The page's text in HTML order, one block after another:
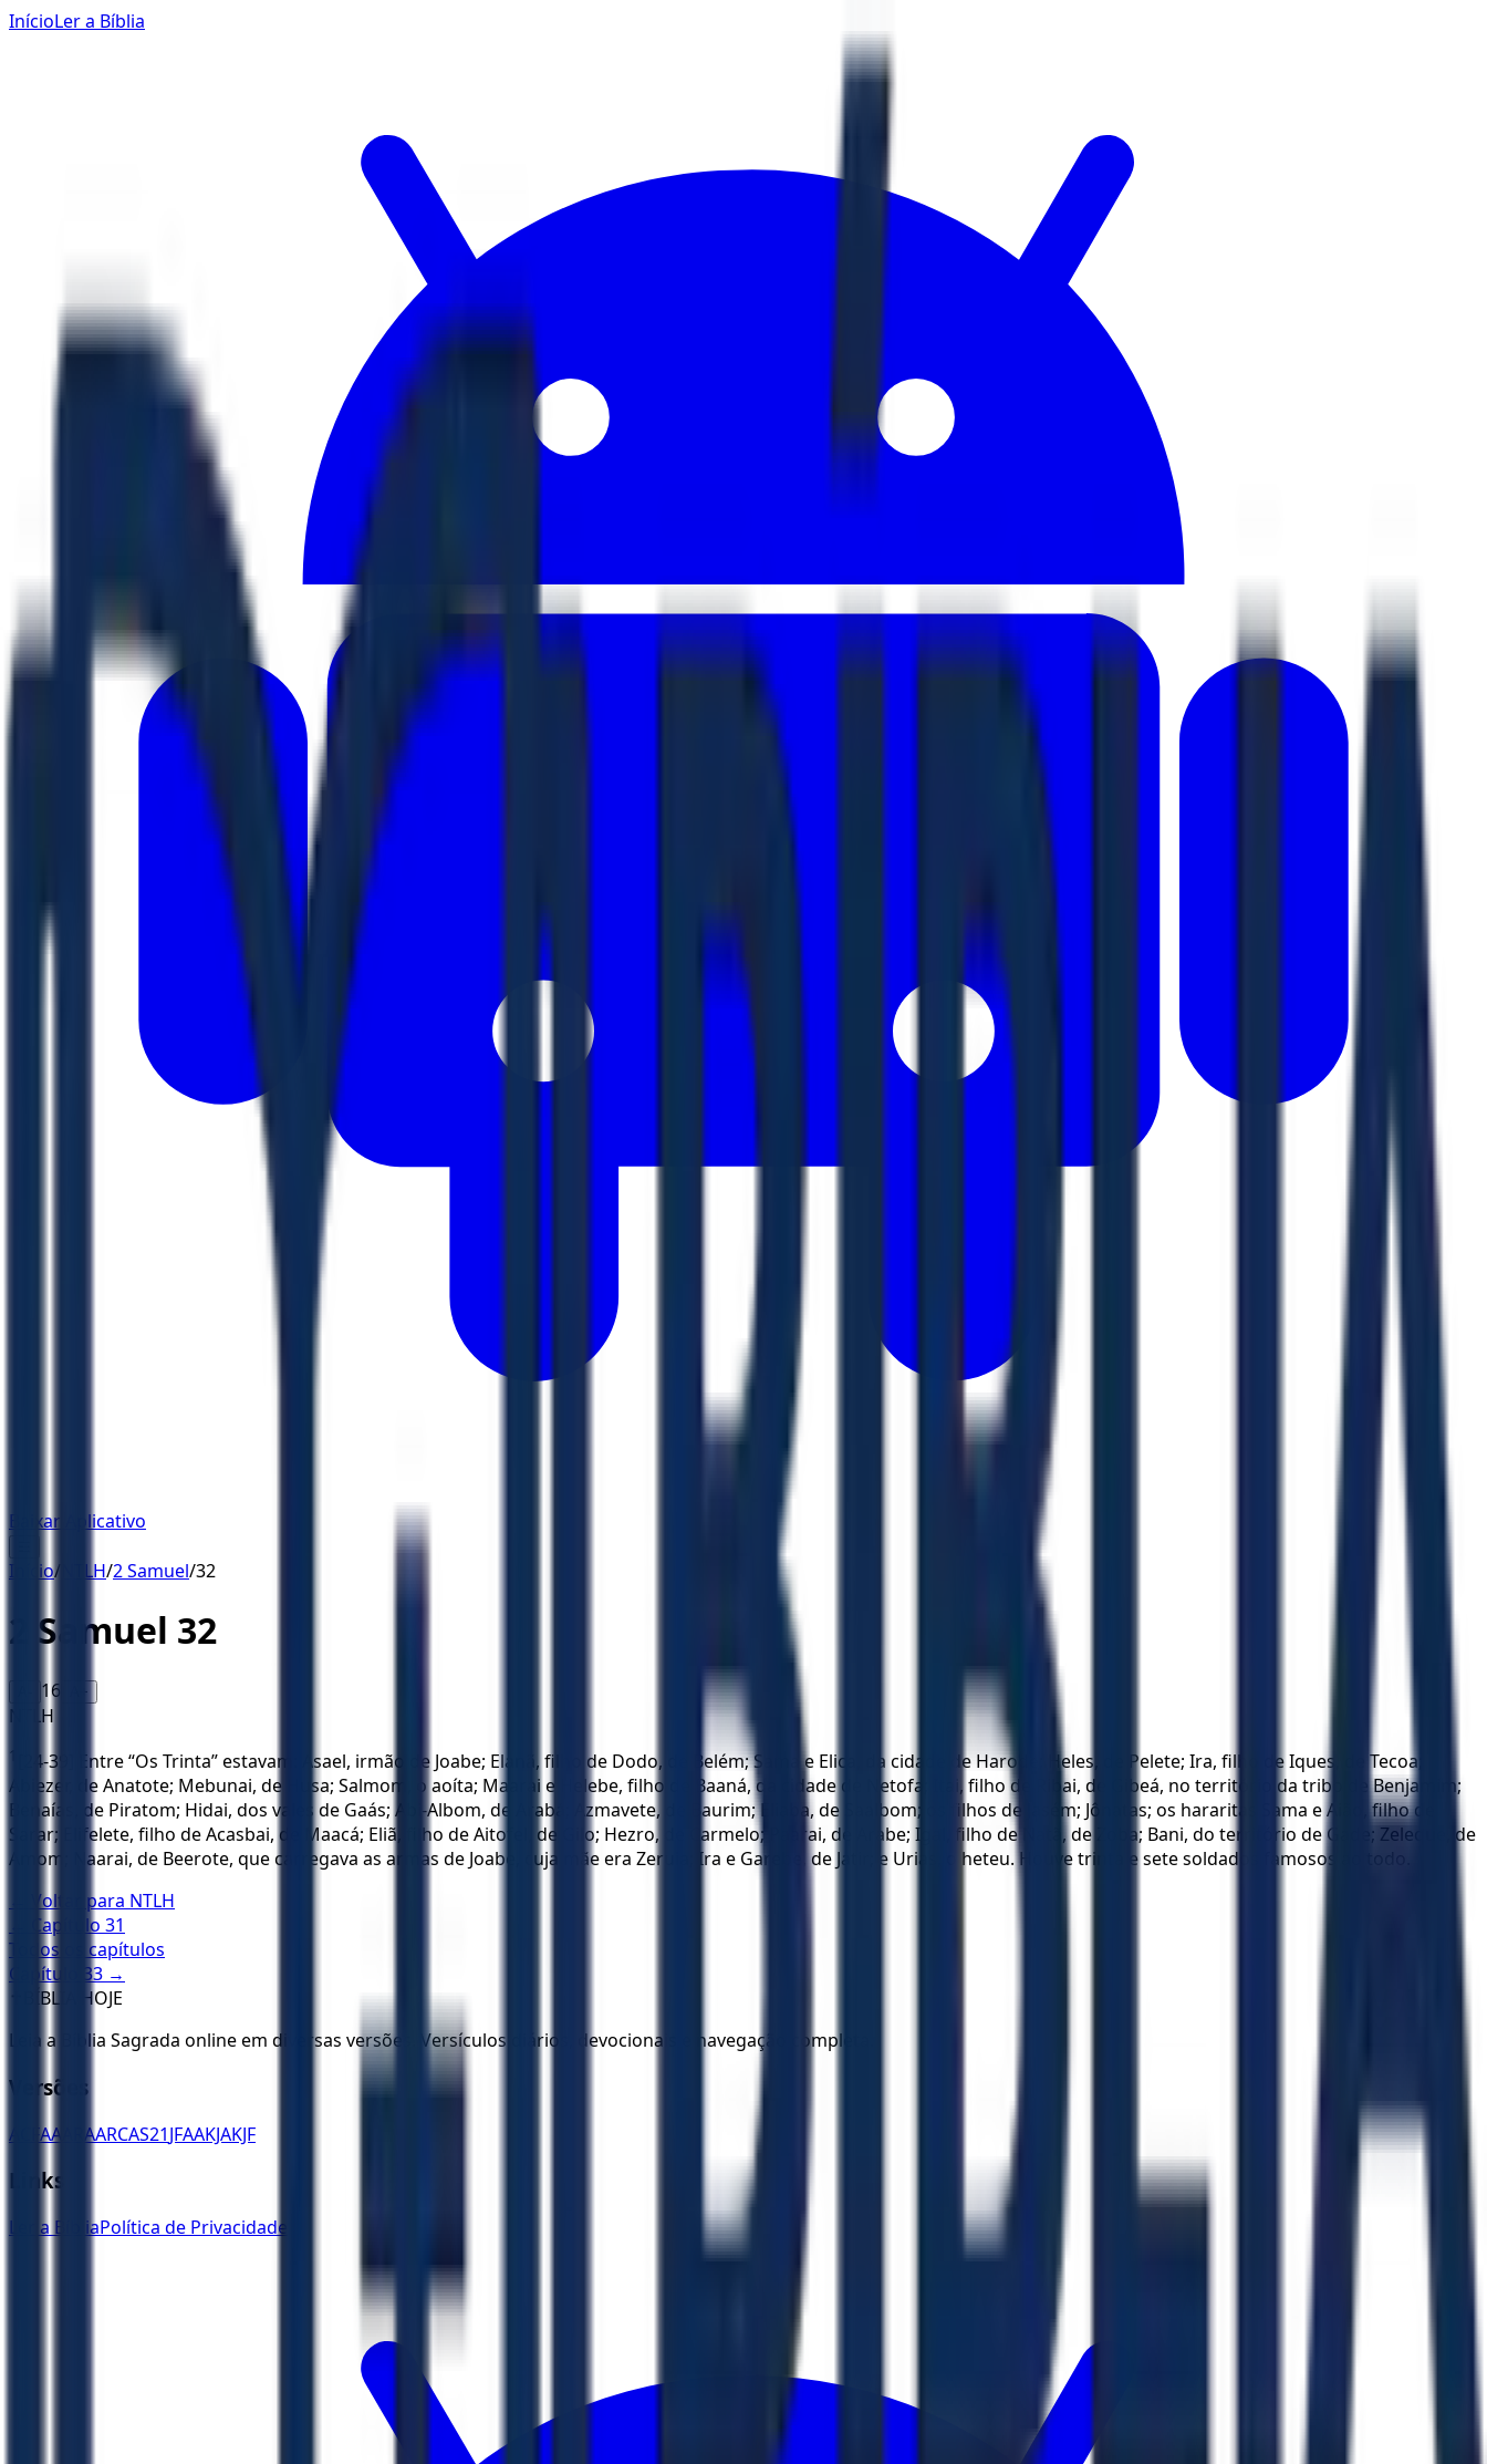
InícioLer a Bíblia
Baixar Aplicativo
Início/ NTLH/2 Samuel/32
2 Samuel 32
16 A+
NTLH
1
[24-39] Entre “Os Trinta” estavam: Asael, irmão de Joabe; Elanã, filho de Dodo, de Belém; Sama e Elica, da cidade de Harode; Heles, de Pelete; Ira, filho de Iques, de Tecoa;
Abiezer, de Anatote; Mebunai, de Husa; Salmom, o aoíta; Maarai e Helebe, filho de Baaná, da cidade de Netofa; Itai, filho de Ribai, de Gibeá, no território da tribo de Benjamim;
Benaías, de Piratom; Hidai, dos vales de Gaás; Abi-Albom, de Arabá; Azmavete, de Baurim; Eliaba, de Saalbom; os filhos de Jasém; Jônatas; os hararitas Sama e Aião, filho de
Sarar; Elifelete, filho de Acasbai, de Maacá; Eliã, filho de Aitofel, de Gilo; Hezro, de Carmelo; Paarai, de Arabe; Igal, filho de Natã, de Zoba; Bani, do território de Gade; Zeleque, de
Amom; Naarai, de Beerote, que carregava as armas de Joabe, cuja mãe era Zeruia; Ira e Garebe, de Jatir; e Urias, o heteu. Houve trinta e sete soldados famosos ao todo.
← Voltar para NTLH
← Capítulo 31
Todos os capítulos
Capítulo
33 →
BÍBLIA HOJE
Leia a Bíblia Sagrada online em diversas versões. Versículos diários, devocionais e navegação completa.
Versões
ACFAA ARAARCAS21JFAAKJAKJF
Links
Ler a BíbliaPolítica de Privacidade